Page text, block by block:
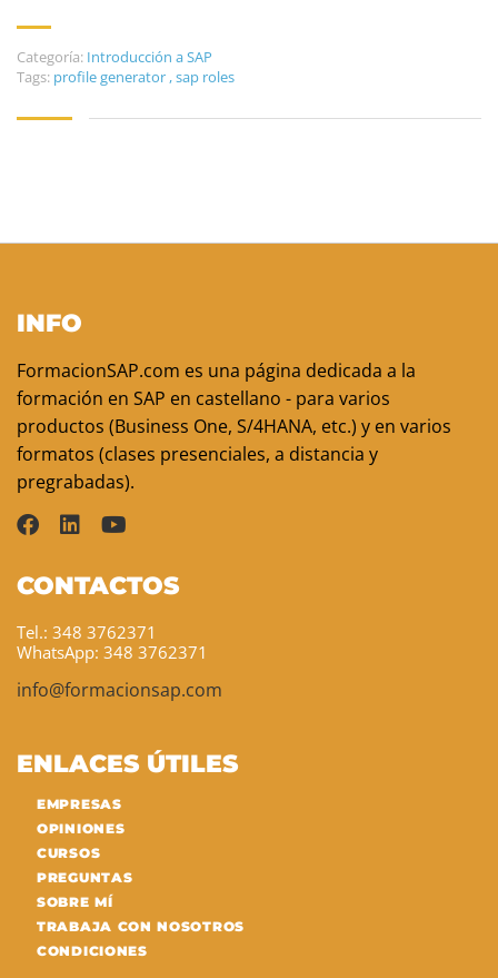
Categoría: Introducción a SAP
Tags: profile generator ,sap roles
INFO
FormacionSAP.com es una página dedicada a la
formación en SAP en castellano - para varios
productos (Business One, S/4HANA, etc.) y en varios
formatos (clases presenciales, a distancia y
pregrabadas).
CONTACTOS
Tel.: 348 3762371
WhatsApp: 348 3762371
info@formacionsap.com
ENLACES ÚTILES
EMPRESAS
OPINIONES
CURSOS
PREGUNTAS
SOBRE MÍ
TRABAJA CON NOSOTROS
CONDICIONES